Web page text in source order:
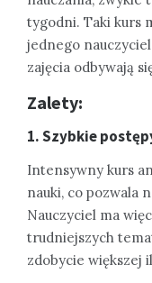
tygodni. Taki kurs
jednego
zajęcia odbywają
Zalety:
1. Szybkie
Intensywny kurs
nauki, co pozwala
Nauczyciel ma
trudniejszych
zdobycie większej